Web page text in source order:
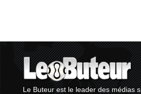
Le Buteur est le leader des médias